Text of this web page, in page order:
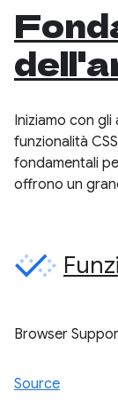
Iniziamo con
funzionalità
fondamentali
offrono un
Browser
Source